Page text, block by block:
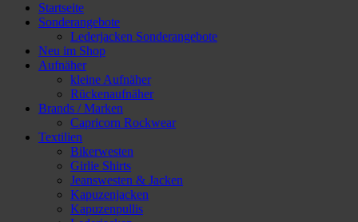
Startseite
Sonderangebote
Lederjacken Sonderangebote
Neu im Shop
Aufnäher
kleine Aufnäher
Rückenaufnäher
Brands / Marken
Capricorn Rockwear
Textilien
Bikerwesten
Girlie Shirts
Jeanswesten & Jacken
Kapuzenjacken
Kapuzenpullis